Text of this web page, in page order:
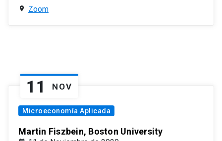
Zoom
11 NOV
Microeconomía Aplicada
Martin Fiszbein, Boston University